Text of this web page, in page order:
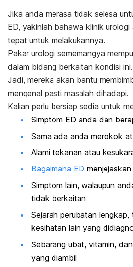
Jika anda merasa tidak selesa
ED, yakinlah bahawa klinik
tepat untuk melakukannya.
Pakar urologi sememangya
dalam bidang berkaitan kondisi ini.
Jadi, mereka akan bantu
mengenal pasti masalah dihadapi.
Kalian perlu bersiap sedia untuk
Simptom ED anda dan
Sama ada anda merokok
Alami tekanan atau
Bagaimana ED
Simptom lain, walaupun
tidak berkaitan
Sejarah perubatan lengkap,
kesihatan lain yang
Sebarang ubat, vitamin,
yang diambil